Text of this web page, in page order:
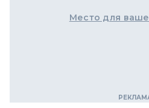
Место для